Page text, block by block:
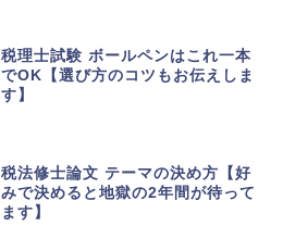
税理士試験 ボールペンはこれ一本
でOK【選び方のコツもお伝えしま
す】
税法修士論文 テーマの決め方【好
みで決めると地獄の2年間が待って
ます】